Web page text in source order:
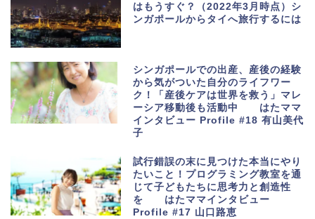
はもうすぐ？（2022年3月時点）シ
ンガポールからタイへ旅行するには
シンガポールでの出産、産後の経験
から気がついた自分のライフワー
ク！「産後ケアは世界を救う」マレ
ーシア移動後も活動中 はたママ
インタビュー Profile #18 有山美代
子
試行錯誤の末に見つけた本当にやり
たいこと！プログラミング教室を通
じて子どもたちに思考力と創造性
を はたママインタビュー
Profile #17 山口路恵